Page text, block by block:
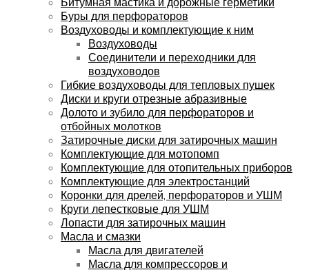
Буры для перфораторов
Воздуховоды и комплектующие к ним
Воздуховоды
Соединители и переходники для
воздуховодов
Гибкие воздуховоды для тепловых пушек
Диски и круги отрезные абразивные
Долото и зубило для перфораторов и
отбойных молотков
Затирочные диски для затирочных машин
Комплектующие для мотопомп
Комплектующие для отопительных приборов
Комплектующие для электростанций
Коронки для дрелей, перфораторов и УШМ
Круги лепестковые для УШМ
Лопасти для затирочных машин
Масла и смазки
Масла для двигателей
Масла для компрессоров и